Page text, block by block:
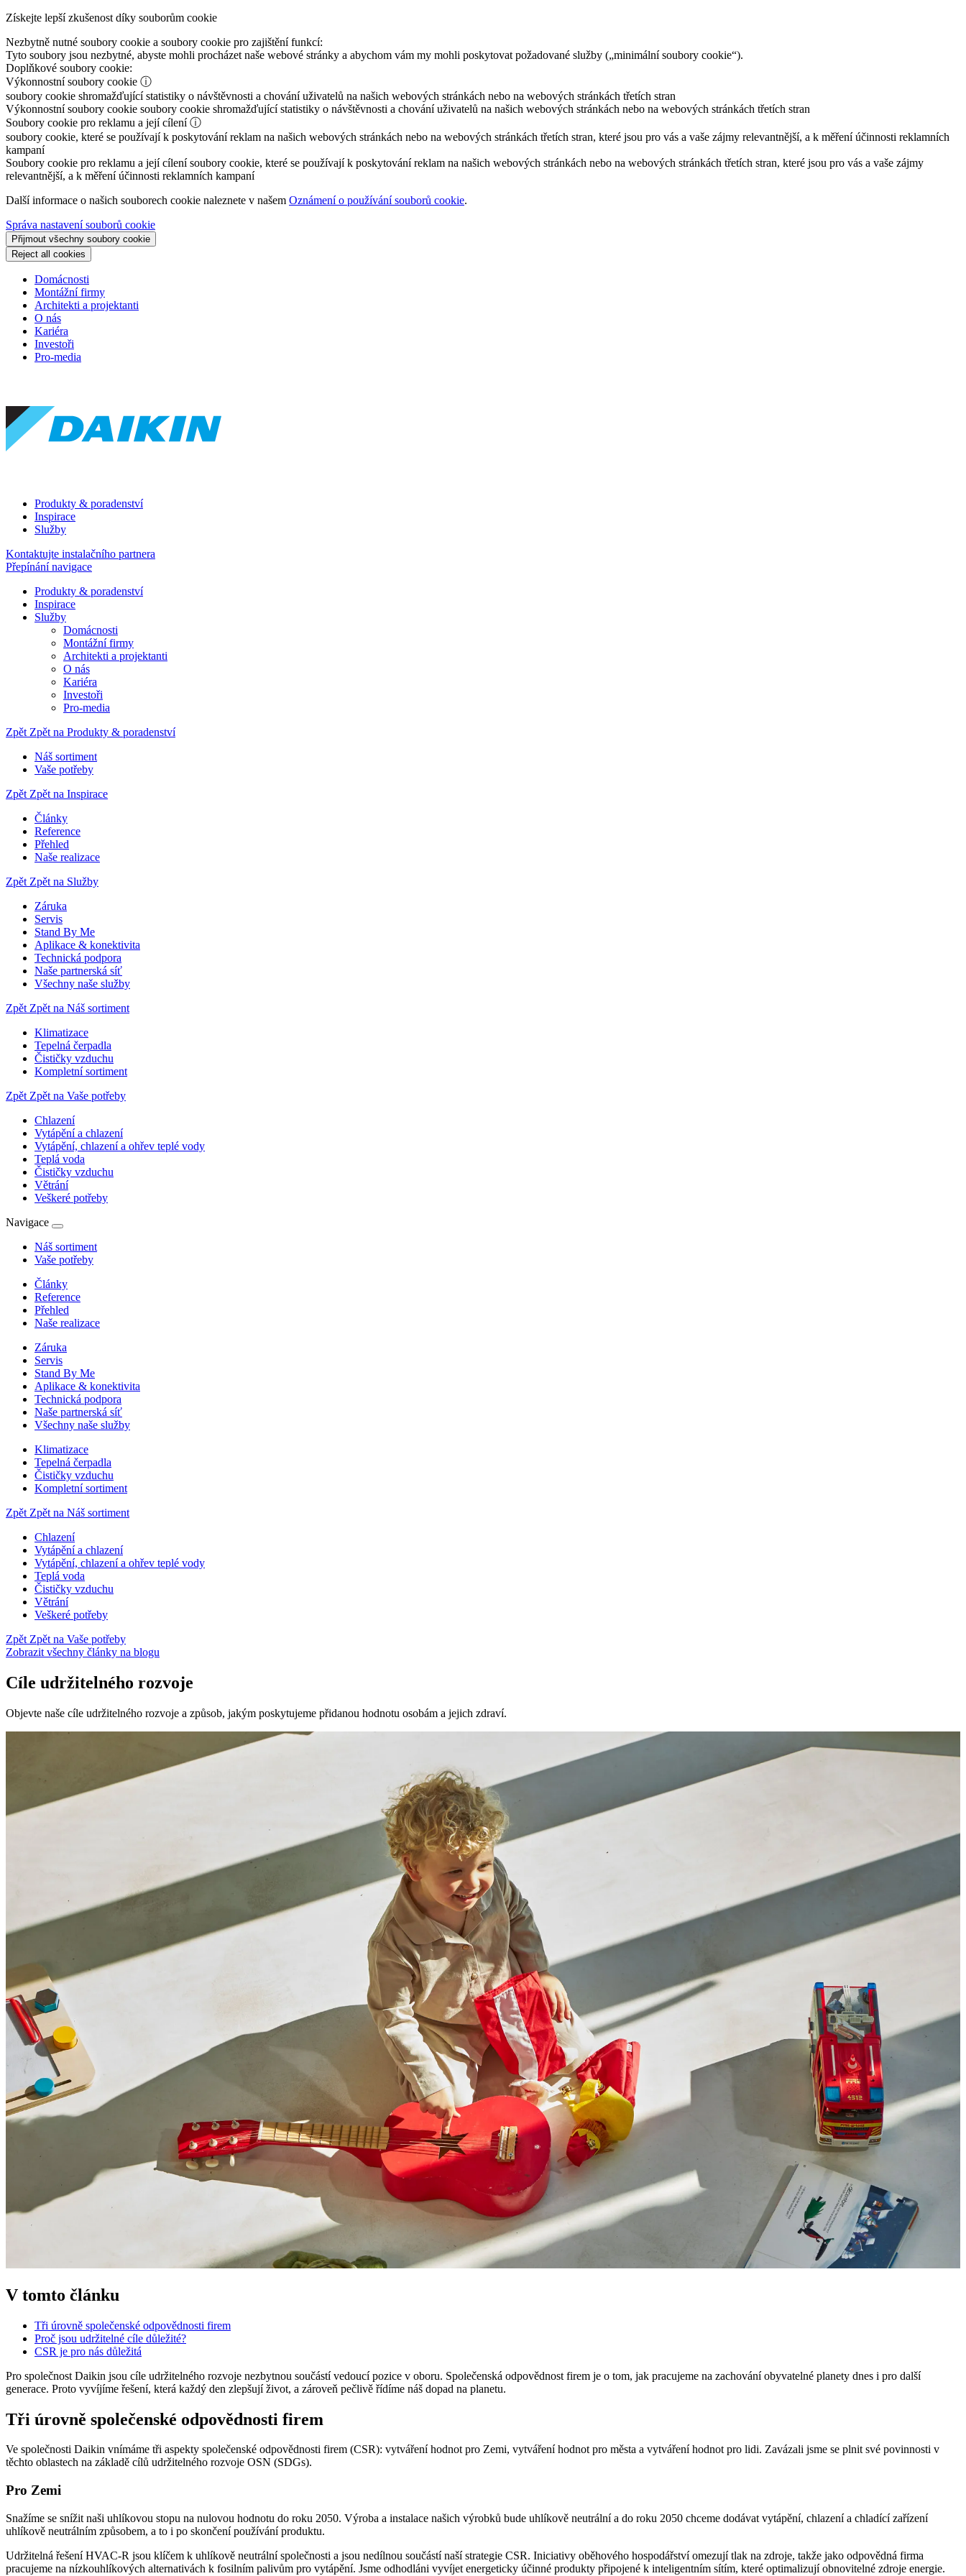
Získejte lepší zkušenost díky souborům cookie
Nezbytně nutné soubory cookie a soubory cookie pro zajištění funkcí:
Tyto soubory jsou nezbytné, abyste mohli procházet naše webové stránky a abychom vám my mohli poskytovat požadované služby („minimální soubory cookie“).
Doplňkové soubory cookie:
Výkonnostní soubory cookie ⓘ
soubory cookie shromažďující statistiky o návštěvnosti a chování uživatelů na našich webových stránkách nebo na webových stránkách třetích stran
Výkonnostní soubory cookie soubory cookie shromažďující statistiky o návštěvnosti a chování uživatelů na našich webových stránkách nebo na webových stránkách třetích stran
Soubory cookie pro reklamu a její cílení ⓘ
soubory cookie, které se používají k poskytování reklam na našich webových stránkách nebo na webových stránkách třetích stran, které jsou pro vás a vaše zájmy relevantnější, a k měření účinnosti reklamních
kampaní
Soubory cookie pro reklamu a její cílenísoubory cookie, které se používají k poskytování reklam na našich webových stránkách nebo na webových stránkách třetích stran, které jsou pro vás a vaše zájmy
relevantnější, a k měření účinnosti reklamních kampaní
Další informace o našich souborech cookie naleznete v našem Oznámení o používání souborů cookie.
Správa nastavení souborů cookie
Přijmout všechny soubory cookie
Reject all cookies
Domácnosti
Montážní firmy
Architekti a projektanti
O nás
Kariéra
Investoři
Pro-media
Produkty & poradenství
Inspirace
Služby
Kontaktujte instalačního partnera
Přepínání navigace
Produkty & poradenství
Inspirace
Služby
Domácnosti
Montážní firmy
Architekti a projektanti
O nás
Kariéra
Investoři
Pro-media
Zpět Zpět na Produkty & poradenství
Náš sortiment
Vaše potřeby
Zpět Zpět na Inspirace
Články
Reference
Přehled
Naše realizace
Zpět Zpět na Služby
Záruka
Servis
Stand By Me
Aplikace & konektivita
Technická podpora
Naše partnerská síť
Všechny naše služby
Zpět Zpět na Náš sortiment
Klimatizace
Tepelná čerpadla
Čističky vzduchu
Kompletní sortiment
Zpět Zpět na Vaše potřeby
Chlazení
Vytápění a chlazení
Vytápění, chlazení a ohřev teplé vody
Teplá voda
Čističky vzduchu
Větrání
Veškeré potřeby
Navigace
Náš sortiment
Vaše potřeby
Články
Reference
Přehled
Naše realizace
Záruka
Servis
Stand By Me
Aplikace & konektivita
Technická podpora
Naše partnerská síť
Všechny naše služby
Klimatizace
Tepelná čerpadla
Čističky vzduchu
Kompletní sortiment
Zpět Zpět na Náš sortiment
Chlazení
Vytápění a chlazení
Vytápění, chlazení a ohřev teplé vody
Teplá voda
Čističky vzduchu
Větrání
Veškeré potřeby
Zpět Zpět na Vaše potřeby
Zobrazit všechny články na blogu
Cíle udržitelného rozvoje
Objevte naše cíle udržitelného rozvoje a způsob, jakým poskytujeme přidanou hodnotu osobám a jejich zdraví.
V tomto článku
Tři úrovně společenské odpovědnosti firem
Proč jsou udržitelné cíle důležité?
CSR je pro nás důležitá
Pro společnost Daikin jsou cíle udržitelného rozvoje nezbytnou součástí vedoucí pozice v oboru. Společenská odpovědnost firem je o tom, jak pracujeme na zachování obyvatelné planety dnes i pro další
generace. Proto vyvíjíme řešení, která každý den zlepšují život, a zároveň pečlivě řídíme náš dopad na planetu.
Tři úrovně společenské odpovědnosti firem
Ve společnosti Daikin vnímáme tři aspekty společenské odpovědnosti firem (CSR): vytváření hodnot pro Zemi, vytváření hodnot pro města a vytváření hodnot pro lidi. Zavázali jsme se plnit své povinnosti v
těchto oblastech na základě cílů udržitelného rozvoje OSN (SDGs).
Pro Zemi
Snažíme se snížit naši uhlíkovou stopu na nulovou hodnotu do roku 2050. Výroba a instalace našich výrobků bude uhlíkově neutrální a do roku 2050 chceme dodávat vytápění, chlazení a chladící zařízení
uhlíkově neutrálním způsobem, a to i po skončení používání produktu.
Udržitelná řešení HVAC-R jsou klíčem k uhlíkově neutrální společnosti a jsou nedílnou součástí naší strategie CSR. Iniciativy oběhového hospodářství omezují tlak na zdroje, takže jako odpovědná firma
pracujeme na nízkouhlíkových alternativách k fosilním palivům pro vytápění. Jsme odhodláni vyvíjet energeticky účinné produkty připojené k inteligentním sítím, které optimalizují obnovitelné zdroje energie.